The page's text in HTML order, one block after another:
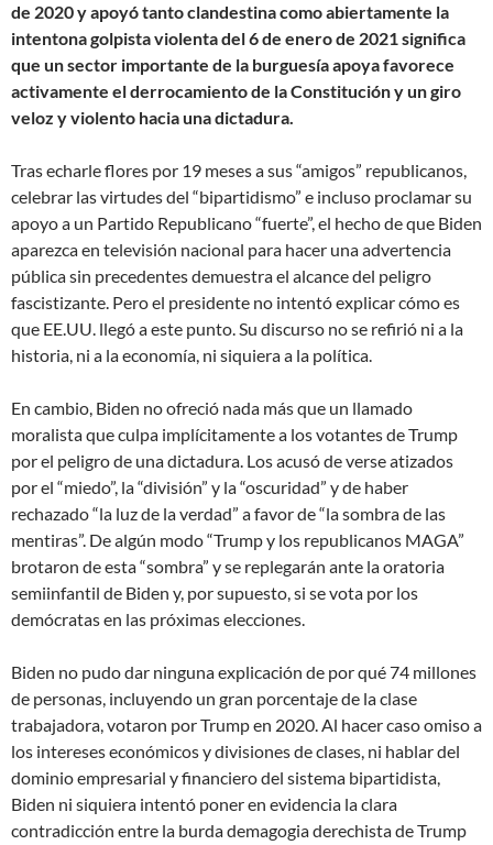
de 2020 y apoyó tanto clandestina como abiertamente la
intentona golpista violenta del 6 de enero de 2021 significa
que un sector importante de la burguesía apoya favorece
activamente el derrocamiento de la Constitución y un giro
veloz y violento hacia una dictadura.
Tras echarle flores por 19 meses a sus “amigos” republicanos,
celebrar las virtudes del “bipartidismo” e incluso proclamar su
apoyo a un Partido Republicano “fuerte”, el hecho de que Biden
aparezca en televisión nacional para hacer una advertencia
pública sin precedentes demuestra el alcance del peligro
fascistizante. Pero el presidente no intentó explicar cómo es
que EE.UU. llegó a este punto. Su discurso no se refirió ni a la
historia, ni a la economía, ni siquiera a la política.
En cambio, Biden no ofreció nada más que un llamado
moralista que culpa implícitamente a los votantes de Trump
por el peligro de una dictadura. Los acusó de verse atizados
por el “miedo”, la “división” y la “oscuridad” y de haber
rechazado “la luz de la verdad” a favor de “la sombra de las
mentiras”. De algún modo “Trump y los republicanos MAGA”
brotaron de esta “sombra” y se replegarán ante la oratoria
semiinfantil de Biden y, por supuesto, si se vota por los
demócratas en las próximas elecciones.
Biden no pudo dar ninguna explicación de por qué 74 millones
de personas, incluyendo un gran porcentaje de la clase
trabajadora, votaron por Trump en 2020. Al hacer caso omiso a
los intereses económicos y divisiones de clases, ni hablar del
dominio empresarial y financiero del sistema bipartidista,
Biden ni siquiera intentó poner en evidencia la clara
contradicción entre la burda demagogia derechista de Trump